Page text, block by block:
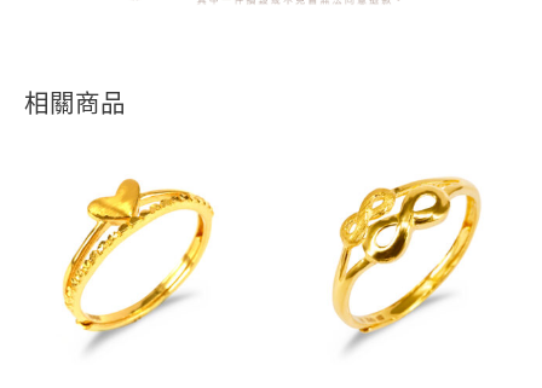
相關商品